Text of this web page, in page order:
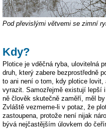
Pod převislými větvemi se zimní
Kdy?
Plotice je vděčná ryba, ulovitelná
druh, který zabere bezprostředně
to ani není o tom, kdy plotice
vyrazit. Samozřejmě existují lepší
ně člověk skutečně zaměří, měl
Zvláště vezmeme-li v potaz, že
zastoupena, protože není nijak
bývá nejčastějším úlovkem do